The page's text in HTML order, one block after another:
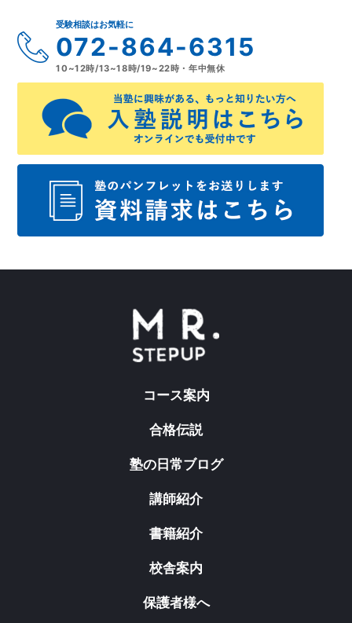
受験相談はお気軽に
072-864-6315
10~12時/13~18時/19~22時・年中無休
コース案内
合格伝説
塾の日常ブログ
講師紹介
書籍紹介
校舎案内
保護者様へ